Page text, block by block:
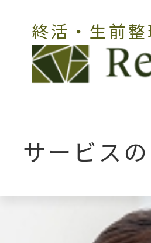
終活・生前
サービス